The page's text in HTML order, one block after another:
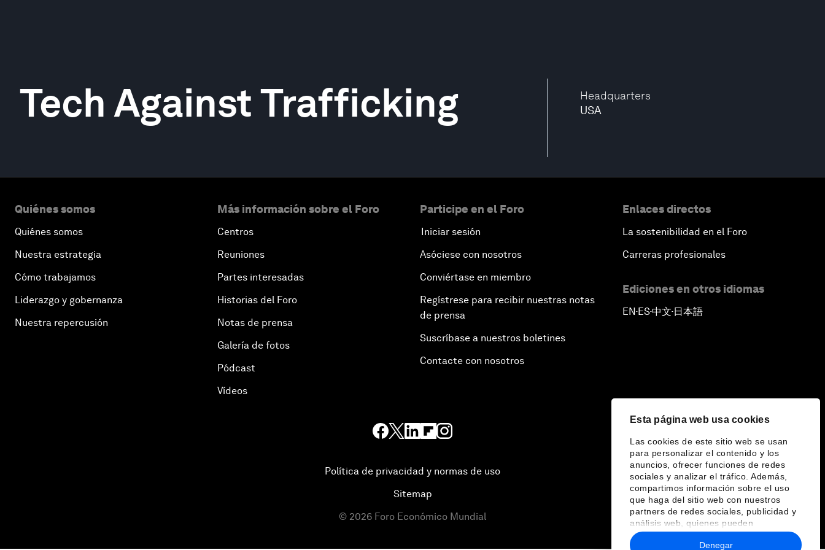
Esta página web usa cookies
Las cookies de este sitio web se usan
para personalizar el contenido y los
anuncios, ofrecer funciones de redes
sociales y analizar el tráfico. Además,
compartimos información sobre el uso
que haga del sitio web con nuestros
partners de redes sociales, publicidad y
análisis web, quienes pueden
combinarla con otra información que les
haya proporcionado o que hayan
Denegar
Headquarters
USA
Tech Against Trafficking
Quiénes somos
Quiénes somos
Nuestra estrategia
Cómo trabajamos
Liderazgo y gobernanza
Nuestra repercusión
Más información sobre el Foro
Centros
Reuniones
Partes interesadas
Historias del Foro
Notas de prensa
Galería de fotos
Pódcast
Vídeos
Participe en el Foro
Iniciar sesión
Asóciese con nosotros
Conviértase en miembro
Regístrese para recibir nuestras notas
de prensa
Suscríbase a nuestros boletines
Contacte con nosotros
Enlaces directos
La sostenibilidad en el Foro
Carreras profesionales
Ediciones en otros idiomas
EN▪ES▪中文▪ 日本語
Política de privacidad y normas de uso
Sitemap
© 2026 Foro Económico Mundial